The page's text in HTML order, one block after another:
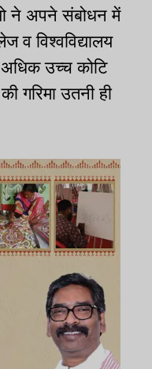
ने अपने संबोधन में
व विश्वविद्यालय
अधिक उच्च कोटि
गरिमा उतनी ही